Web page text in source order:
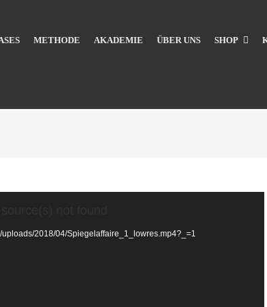
METHODE AKADEMIE ÜBER UNS SHOP
2018/04/Spiegelaffaire_1_lowres.mp4?_=1